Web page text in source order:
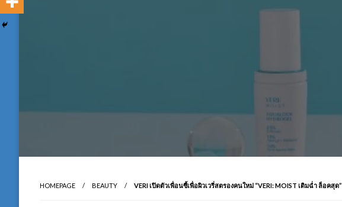
HOMEPAGE BEAUTY VERI เปิดตัวเพื่อนซี้เพื่อผิวเวรี่สตรองคนใหม่ “VERI: MOIST เติมฉ่ำ ล็อคสุด”